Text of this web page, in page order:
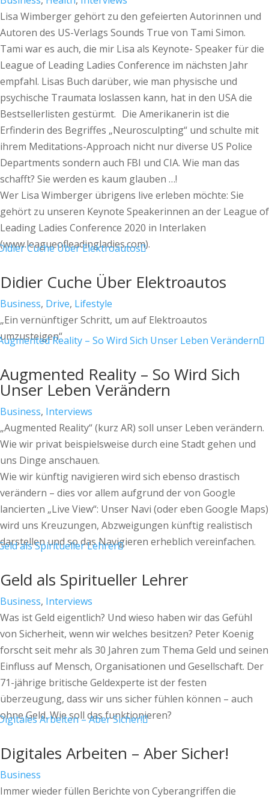
Lisa Wimberger gehört zu den gefeierten Autorinnen und
Autoren des US-Verlags Sounds True von Tami Simon.
Tami war es auch, die mir Lisa als Keynote- Speaker für die
League of Leading Ladies Conference im nächsten Jahr
empfahl. Lisas Buch darüber, wie man physische und
psychische Traumata loslassen kann, hat in den USA die
Bestsellerlisten gestürmt. Die Amerikanerin ist die
Erfinderin des Begriffes „Neurosculpting“ und schulte mit
ihrem Meditations-Approach nicht nur diverse US Police
Departments sondern auch FBI und CIA. Wie man das
schafft? Sie werden es kaum glauben …!
Wer Lisa Wimberger übrigens live erleben möchte: Sie
gehört zu unseren Keynote Speakerinnen an der League of
Leading Ladies Conference 2020 in Interlaken
(www.leagueofleadingladies.com).
Didier Cuche Über Elektroautos
Business, Drive, Lifestyle
„Ein vernünftiger Schritt, um auf Elektroautos
umzusteigen“
Augmented Reality – So Wird Sich
Unser Leben Verändern
Business, Interviews
„Augmented Reality“ (kurz AR) soll unser Leben verändern.
Wie wir privat beispielsweise durch eine Stadt gehen und
uns Dinge anschauen.
Wie wir künftig navigieren wird sich ebenso drastisch
verändern – dies vor allem aufgrund der von Google
lancierten „Live View“: Unser Navi (oder eben Google Maps)
wird uns Kreuzungen, Abzweigungen künftig realistisch
darstellen und so das Navigieren erheblich vereinfachen.
Geld als Spiritueller Lehrer
Business, Interviews
Was ist Geld eigentlich? Und wieso haben wir das Gefühl
von Sicherheit, wenn wir welches besitzen? Peter Koenig
forscht seit mehr als 30 Jahren zum Thema Geld und seinen
Einfluss auf Mensch, Organisationen und Gesellschaft. Der
71-jährige britische Geldexperte ist der festen
überzeugung, dass wir uns sicher fühlen können – auch
ohne Geld. Wie soll das funktionieren?
Digitales Arbeiten – Aber Sicher!
Business
Immer wieder füllen Berichte von Cyberangriffen die